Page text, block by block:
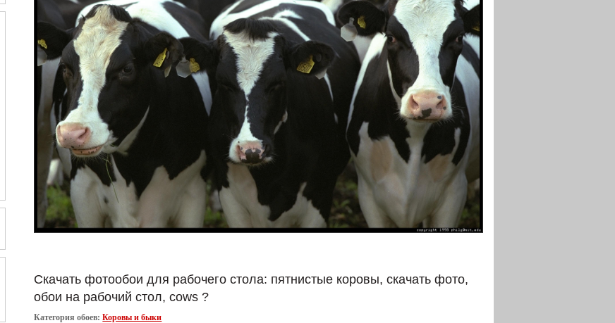
Скачать фотообои для рабочего стола: пятнистые коровы, скачать фото,
обои на рабочий стол, cows ?
Категория обоев:Коровы и быки